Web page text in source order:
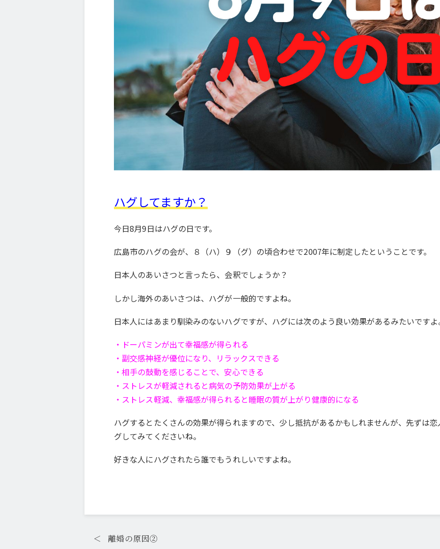
ハグしてますか？
今日8月9日はハグの日です。
広島市のハグの会が、８（ハ）９（グ）の頃合わせで2007年に制定したということです。
日本人のあいさつと言ったら、会釈でしょうか？
しかし海外のあいさつは、ハグが一般的ですよね。
日本人にはあまり馴染みのないハグですが、ハグには次のよう良い効果があるみたいです
・ドーパミンが出て幸福感が得られる
・副交感神経が優位になり、リラックスできる
・相手の鼓動を感じることで、安心できる
・ストレスが軽減されると病気の予防効果が上がる
・ストレス軽減、幸福感が得られると睡眠の質が上がり健康的になる
ハグするとたくさんの効果が得られますので、少し抵抗があるかもしれませんが、先ずは
グしてみてくださいね。
好きな人にハグされたら誰でもうれしいですよね。
＜ 離婚の原因②